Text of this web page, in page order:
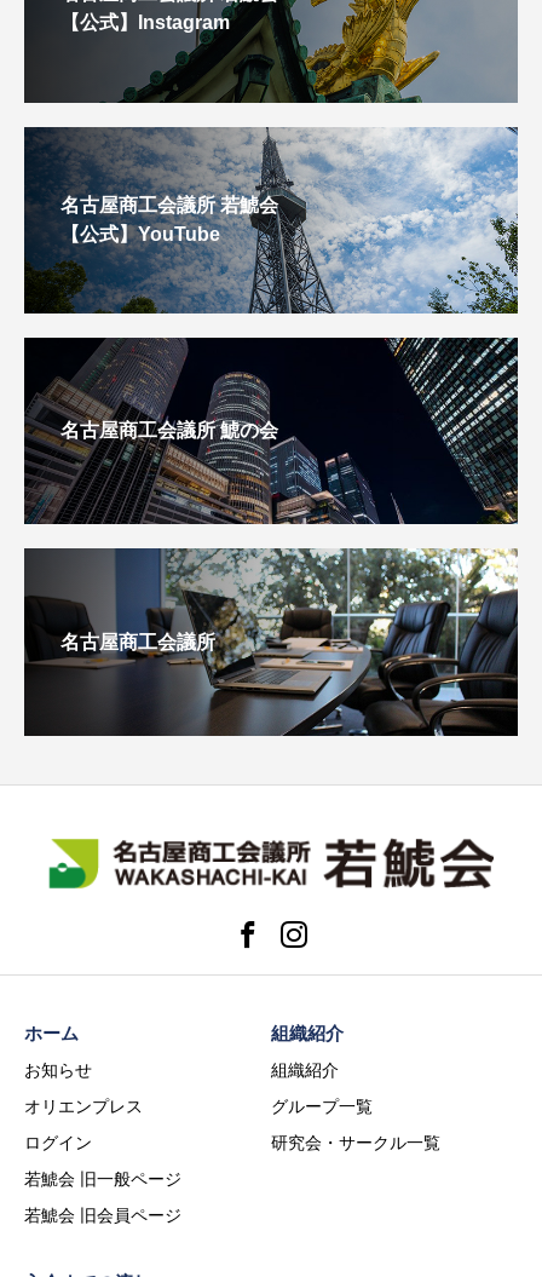
【公式】Instagram
名古屋商工会議所 若鯱会
【公式】YouTube
名古屋商工会議所 鯱の会
名古屋商工会議所
ホーム
お知らせ
オリエンプレス
ログイン
若鯱会 旧一般ページ
若鯱会 旧会員ページ
組織紹介
組織紹介
グループ一覧
研究会・サークル一覧